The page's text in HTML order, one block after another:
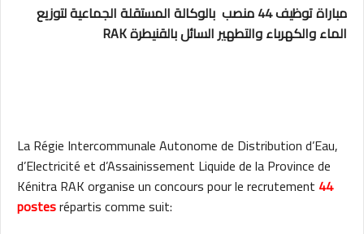
مباراة توظيف 44 منصب بالوكالة المستقلة الجماعية لتوزيع
الماء والكهرباء والتطهير السائل بالقنيطرة RAK
La Régie Intercommunale Autonome de Distribution d’Eau,
d’Electricité et d’Assainissement Liquide de la Province de
Kénitra RAK organise un concours pour le recrutement 44
postesrépartis comme suit: